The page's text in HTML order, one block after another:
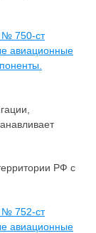
№ 750-ст
авиационные
РФ с
№ 752-ст
авиационные